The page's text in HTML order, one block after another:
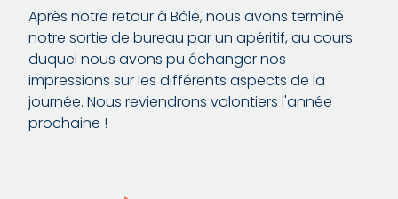
Après notre retour à Bâle, nous avons terminé
notre sortie de bureau par un apéritif, au cours
duquel nous avons pu échanger nos
impressions sur les différents aspects de la
journée. Nous reviendrons volontiers l'année
prochaine !